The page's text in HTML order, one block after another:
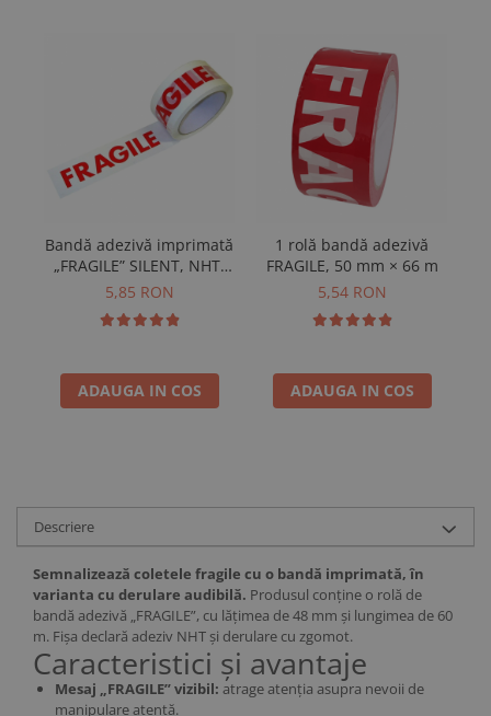
Bandă adezivă imprimată
„FRAGILE” SILENT, NHT,
48 mm × 60 m
5,85 RON
ADAUGA IN COS
1 rolă bandă adezivă
FRAGILE, 50 mm × 66 m
5,54 RON
ADAUGA IN COS
Descriere
Semnalizează coletele fragile cu o bandă imprimată, în
varianta cu derulare audibilă. Produsul conține o rolă de
bandă adezivă „FRAGILE”, cu lățimea de 48 mm și lungimea de 60
m. Fișa declară adeziv NHT și derulare cu zgomot.
Caracteristici și avantaje
Mesaj „FRAGILE” vizibil: atrage atenția asupra nevoii de
manipulare atentă.